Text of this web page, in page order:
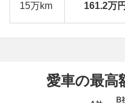
15万km 161.2万
愛車の最高